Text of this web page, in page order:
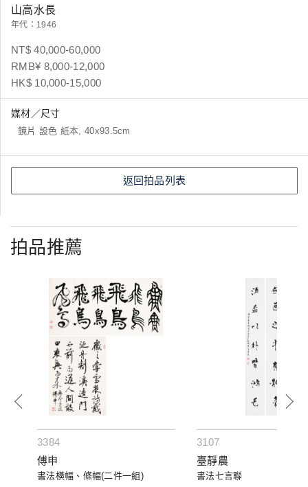
山高水長
年代：1946
NT$ 40,000-60,000
RMB¥ 8,000-12,000
HK$ 10,000-15,000
媒材／尺寸
鏡片 設色 紙本, 40x93.5cm
返回拍品列表
拍品推薦
3384
傅申
書法橫幅、條幅(二件一組)
3107
臺靜農
書法七言聯